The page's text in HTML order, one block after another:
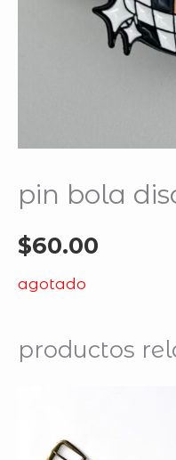
pin bola
$60.00
agotado
productos